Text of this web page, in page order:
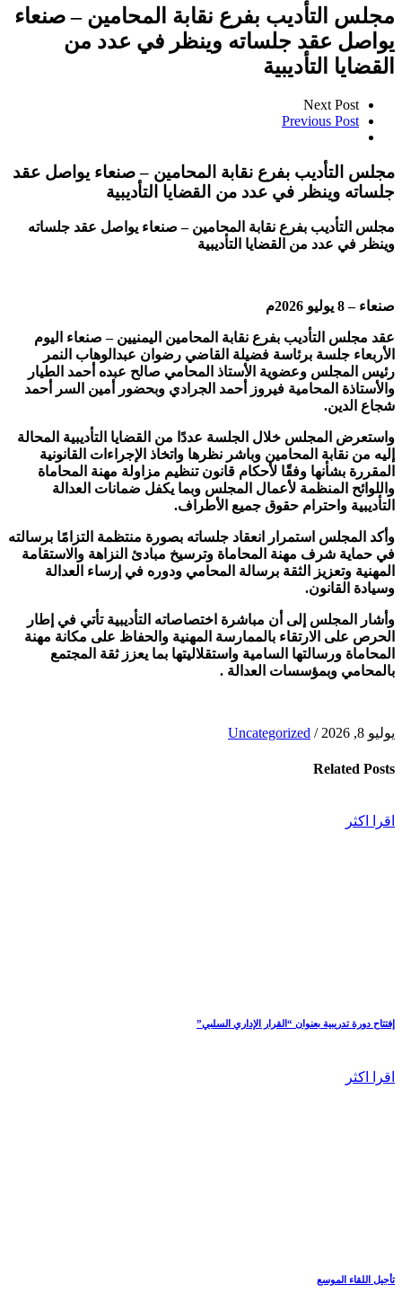
مجلس التأديب بفرع نقابة المحامين – صنعاء
يواصل عقد جلساته وينظر في عدد من
القضايا التأديبية
Next Post
Previous Post
مجلس التأديب بفرع نقابة المحامين – صنعاء يواصل عقد
جلساته وينظر في عدد من القضايا التأديبية
مجلس التأديب بفرع نقابة المحامين – صنعاء يواصل عقد جلساته
وينظر في عدد من القضايا التأديبية
صنعاء – 8 يوليو 2026م
عقد مجلس التأديب بفرع نقابة المحامين اليمنيين – صنعاء اليوم
الأربعاء جلسة برئاسة فضيلة القاضي رضوان عبدالوهاب النمر
رئيس المجلس وعضوية الأستاذ المحامي صالح عبده أحمد الطيار
والأستاذة المحامية فيروز أحمد الجرادي وبحضور أمين السر أحمد
شجاع الدين.
واستعرض المجلس خلال الجلسة عددًا من القضايا التأديبية المحالة
إليه من نقابة المحامين وباشر نظرها واتخاذ الإجراءات القانونية
المقررة بشأنها وفقًا لأحكام قانون تنظيم مزاولة مهنة المحاماة
واللوائح المنظمة لأعمال المجلس وبما يكفل ضمانات العدالة
التأديبية واحترام حقوق جميع الأطراف.
وأكد المجلس استمرار انعقاد جلساته بصورة منتظمة التزامًا برسالته
في حماية شرف مهنة المحاماة وترسيخ مبادئ النزاهة والاستقامة
المهنية وتعزيز الثقة برسالة المحامي ودوره في إرساء العدالة
وسيادة القانون.
وأشار المجلس إلى أن مباشرة اختصاصاته التأديبية تأتي في إطار
الحرص على الارتقاء بالممارسة المهنية والحفاظ على مكانة مهنة
المحاماة ورسالتها السامية واستقلاليتها بما يعزز ثقة المجتمع
بالمحامي وبمؤسسات العدالة .
يوليو 8, 2026 /
Uncategorized
Related Posts
اقرا اكثر
إفتتاح دورة تدريبية بعنوان “القرار الإداري السلبي”
اقرا اكثر
تأجيل اللقاء الموسع